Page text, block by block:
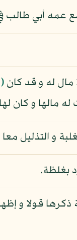
عمه أبي
مال له و قد كان
مالها و كان
و التذليل
بغلظة.
قولا و